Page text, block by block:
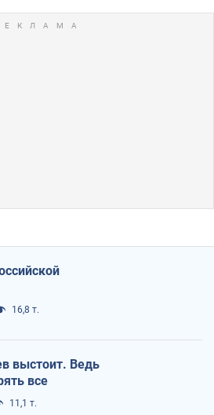
16,8 т.
выстоит. Ведь
все
11,1 т.